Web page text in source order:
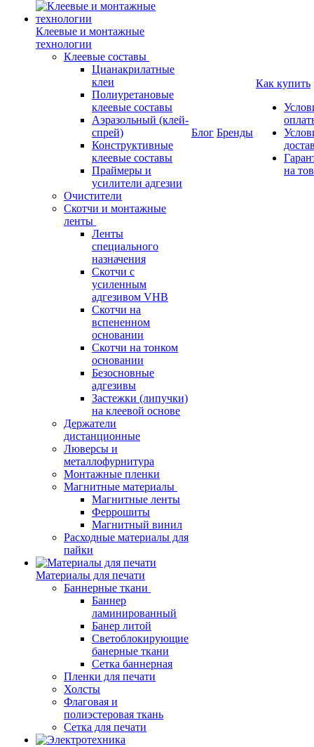
Клеевые и монтажные
технологии
Клеевые составы
Цианакрилатные
клеи
Полиуретановые
клеевые составы
Аэразольный (клей-
спрей)
Конструктивные
клеевые составы
Праймеры и
усилители адгезии
Очистители
Скотчи и монтажные
ленты
Ленты
специального
назначения
Скотчи с
усиленным
адгезивом VHB
Скотчи на
вспененном
основании
Скотчи на тонком
основании
Безосновные
адгезивы
Застежки (липучки)
на клеевой основе
Держатели
дистанционные
Люверсы и
металлофурнитура
Монтажные пленки
Магнитные материалы
Магнитные ленты
Феррошиты
Магнитный винил
Расходные материалы для
пайки
Материалы для печати
Баннерные ткани
Баннер
ламинированный
Банер литой
Светоблокирующие
банерные ткани
Сетка баннерная
Пленки для печати
Холсты
Флаговая и
полиэстеровая ткань
Сетка для печати
Блог Бренды
Как купить
на